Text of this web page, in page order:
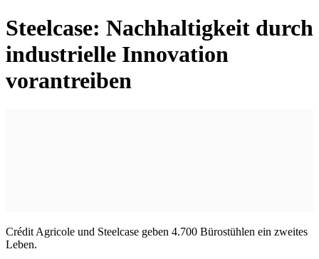
Steelcase: Nachhaltigkeit durch
industrielle Innovation
vorantreiben
Crédit Agricole und Steelcase geben 4.700 Bürostühlen ein zweites
Leben.